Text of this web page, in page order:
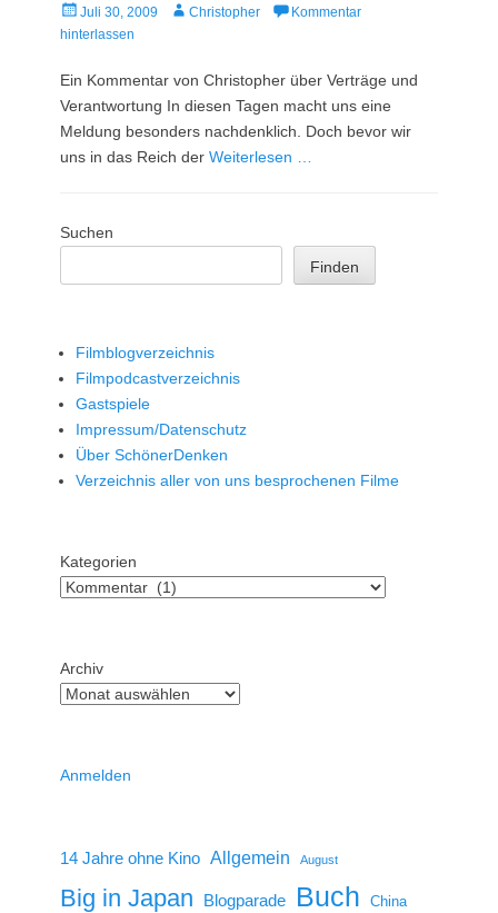
Veröffentlicht
am
Juli 30, 2009 AutorChristopher
Kommentar
hinterlassen
Ein Kommentar von Christopher über Verträge und
Verantwortung In diesen Tagen macht uns eine
Meldung besonders nachdenklich. Doch bevor wir
uns in das Reich der Weiterlesen …
Suchen
Finden
Filmblogverzeichnis
Filmpodcastverzeichnis
Gastspiele
Impressum/Datenschutz
Über SchönerDenken
Verzeichnis aller von uns besprochenen Filme
Kategorien
Archiv
Anmelden
14 Jahre ohne Kino Allgemein August
Big in Japan Blogparade Buch China